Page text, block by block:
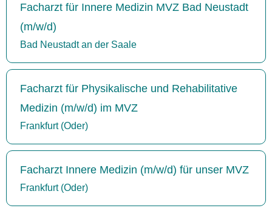
Facharzt für Innere Medizin MVZ Bad Neustadt
(m/w/d)
Bad Neustadt an der Saale
Facharzt für Physikalische und Rehabilitative
Medizin (m/w/d) im MVZ
Frankfurt (Oder)
Facharzt Innere Medizin (m/w/d) für unser MVZ
Frankfurt (Oder)